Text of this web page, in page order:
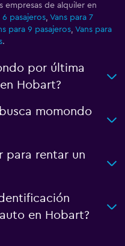
empresas de alquiler en
6 pasajeros Vans para 7
para 9 pasajeros Vans para
.
por última
Hobart?
momondo
para rentar un
en Hobart?